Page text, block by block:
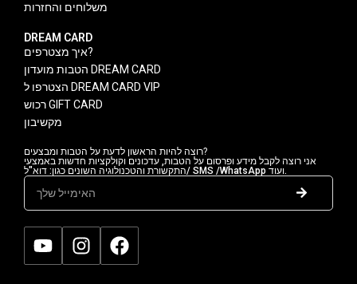
משלוחים והחזרות
DREAM CARD
איך מצטרפים?
הטבות מועדון DREAM CARD
הצטרפו ל DREAM CARD VIP
רכוש GIFT CARD
מקשיבון
רוצה להיות הראשון לדעת על הטבות ומבצעים?
אני רוצה לקבל מידע ופרסום על הטבות, עדכונים וקולקציות חדשות באמצעי
התקשורת והטכנולוגיה השונים כגון: דוא"ל/ SMS /WhatsApp ועוד.